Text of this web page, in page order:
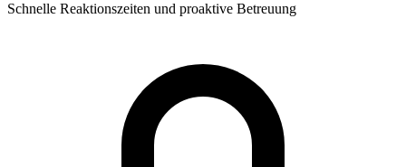
Schnelle Reaktionszeiten und proaktive Betreuung